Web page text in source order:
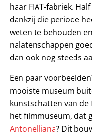
haar FIAT-fabriek.
dankzij die periode
weten te behouden
nalatenschappen
dan ook nog steeds
Een paar
mooiste museum
kunstschatten van de
het filmmuseum, dat
Antonelliana? Dit